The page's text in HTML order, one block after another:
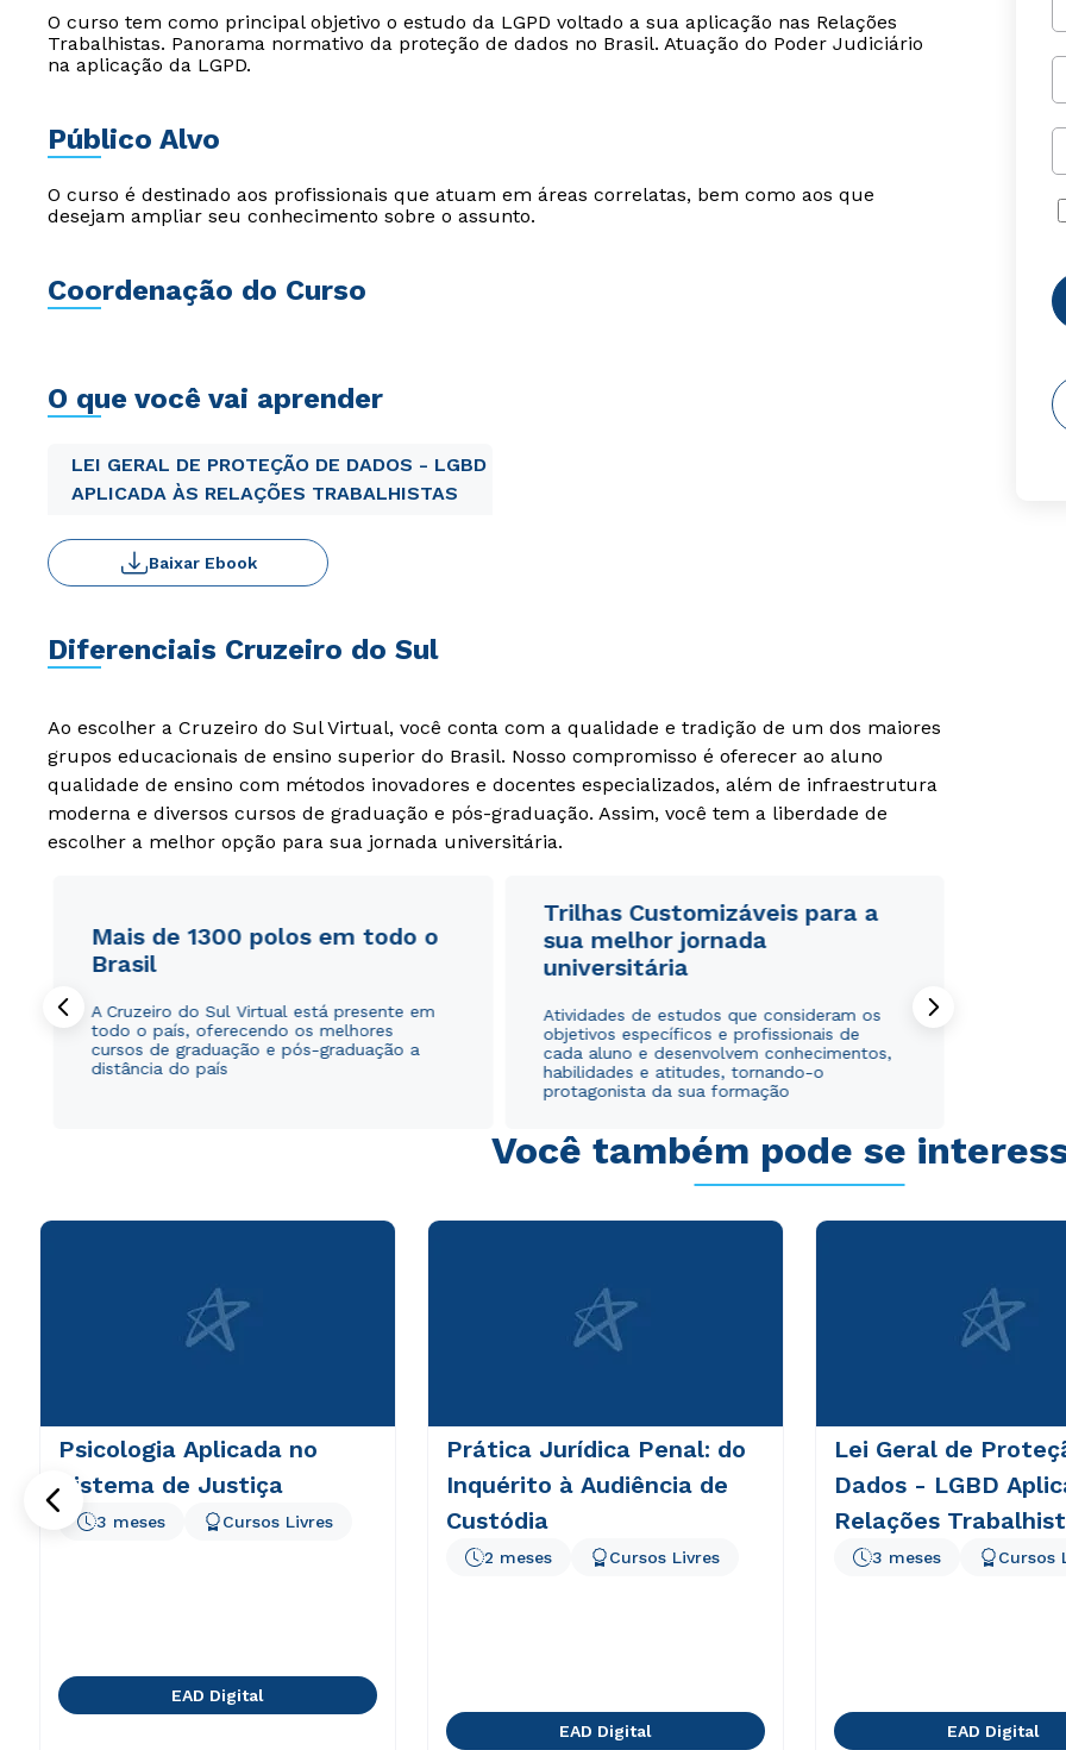
O curso tem como principal objetivo o estudo da LGPD voltado a sua aplicação nas Relações
Trabalhistas. Panorama normativo da proteção de dados no Brasil. Atuação do Poder Judiciário
na aplicação da LGPD.
Público Alvo
O curso é destinado aos profissionais que atuam em áreas correlatas, bem como aos que
desejam ampliar seu conhecimento sobre o assunto.
Coordenação do Curso
O que você vai aprender
LEI GERAL DE PROTEÇÃO DE DADOS - LGBD
APLICADA ÀS RELAÇÕES TRABALHISTAS
Baixar Ebook
Diferenciais Cruzeiro do Sul
Ao escolher a Cruzeiro do Sul Virtual, você conta com a qualidade e tradição de um dos maiores
grupos educacionais de ensino superior do Brasil. Nosso compromisso é oferecer ao aluno
qualidade de ensino com métodos inovadores e docentes especializados, além de infraestrutura
moderna e diversos cursos de graduação e pós-graduação. Assim, você tem a liberdade de
escolher a melhor opção para sua jornada universitária.
Mais de 1300 polos em todo o
Brasil
A Cruzeiro do Sul Virtual está presente em
todo o país, oferecendo os melhores
cursos de graduação e pós-graduação a
distância do país
Trilhas Customizáveis para a
sua melhor jornada
universitária
Atividades de estudos que consideram os
objetivos específicos e profissionais de
cada aluno e desenvolvem conhecimentos,
habilidades e atitudes, tornando-o
protagonista da sua formação
Você também pode se
Psicologia Aplicada no
Sistema de Justiça
3 meses Cursos Livres
EAD Digital
Prática Jurídica Penal: do
Inquérito à Audiência de
Custódia
2 meses Cursos Livres
EAD Digital
Lei Geral de
Dados - LGBD
Relações
3 meses Cursos
EAD Digital
WhatsApp
ou
Estou de acordo com aPolítica de Privacidade.e
WhatsApp
ou
Estou de acordo com aPolítica de Privacidade.e